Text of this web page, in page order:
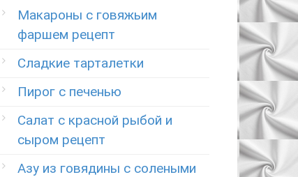
Макароны с говяжьим
фаршем рецепт
Сладкие тарталетки
Пирог с печенью
Салат с красной рыбой и
сыром рецепт
Азу из говядины с солеными